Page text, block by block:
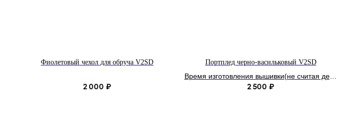
Фиолетовый чехол для обруча V2SD
2 000 ₽
Портплед черно-васильковый V2SD
Время изготовления вышивки(не считая день
оплаты):
2 500 ₽